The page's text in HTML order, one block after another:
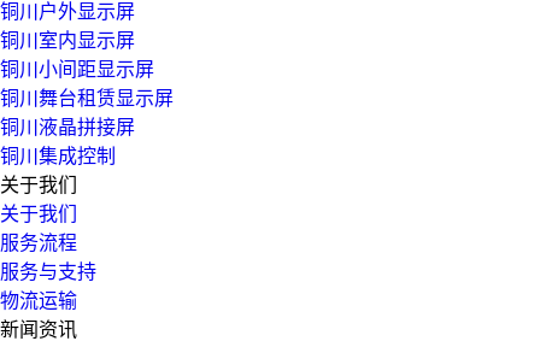
铜川户外显示屏
铜川室内显示屏
铜川小间距显示屏
铜川舞台租赁显示屏
铜川液晶拼接屏
铜川集成控制
关于我们
关于我们
服务流程
服务与支持
物流运输
新闻资讯